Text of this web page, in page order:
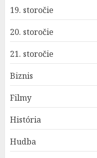
19. storočie
20. storočie
21. storočie
Biznis
Filmy
História
Hudba